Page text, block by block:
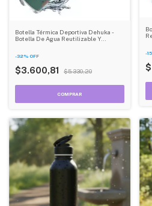
Botella Térmica Deportiva Dehuka -
Botella De Agua Reutilizable Y
-32% OFF
$3.600,81 $5.330,20
-15